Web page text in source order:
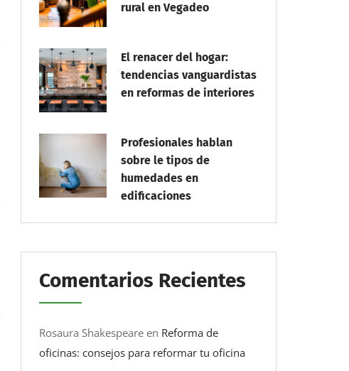
rural en Vegadeo
El renacer del hogar:
tendencias vanguardistas
en reformas de interiores
Profesionales hablan
sobre le tipos de
humedades en
edificaciones
Comentarios Recientes
Rosaura Shakespeare en Reforma de
oficinas: consejos para reformar tu oficina